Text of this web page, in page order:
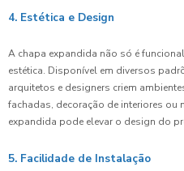
4. Estética e Design
A chapa expandida não só é
estética. Disponível em diversos
arquitetos e designers criem
fachadas, decoração de interiores ou
expandida pode elevar o design do
5. Facilidade de Instalação